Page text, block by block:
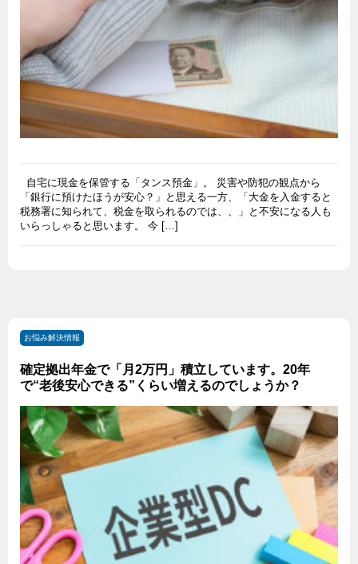
自宅に現金を保管する「タンス預金」。 災害や防犯の観点から
「銀行に預けたほうが安心？」と思える一方、「大金を入金すると
税務署に知られて、税金を取られるのでは、、」と不安になる人も
いらっしゃると思います。 今 […]
お悩み解決情報
確定拠出年金で「月2万円」積立しています。20年
で“老後安心できる”くらい増えるのでしょうか？